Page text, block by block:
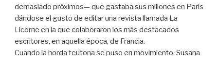
demasiado próximos— que gastaba sus millones en París
dándose el gusto de editar una revista llamada La
Licorne en la que colaboraron los más destacados
escritores, en aquella época, de Francia.
Cuando la horda teutona se puso en movimiento, Susana